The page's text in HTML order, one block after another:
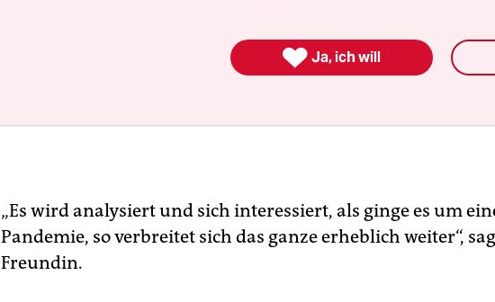
„Es wird analysiert und sich interessiert, als ginge es um
Pandemie, so verbreitet sich das ganze erheblich weiter“,
Freundin.
 Ja, ich will